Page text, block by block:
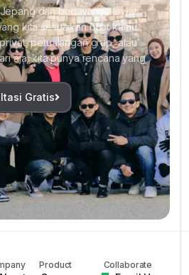
dan budayanya lewat
kita sesuaikan buat kamu.
petualangan grup, atau
aja, kita punya rencana yang
Gratis
Product Collaborate